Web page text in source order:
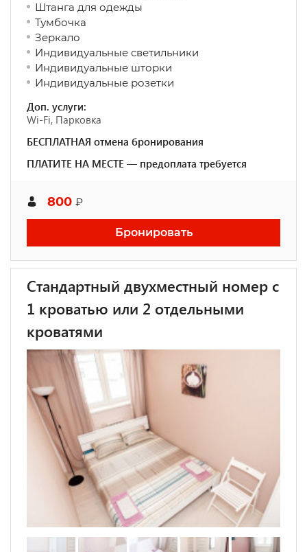
Штанга для одежды
Тумбочка
Зеркало
Индивидуальные светильники
Индивидуальные шторки
Индивидуальные розетки
Доп. услуги:
Wi-Fi, Парковка
БЕСПЛАТНАЯ отмена бронирования
ПЛАТИТЕ НА МЕСТЕ — предоплата требуется
800 ₽
Бронировать
Стандартный двухместный номер с
1 кроватью или 2 отдельными
кроватями